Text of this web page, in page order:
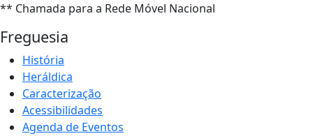
** Chamada para a Rede Móvel Nacional
Freguesia
História
Heráldica
Caracterização
Acessibilidades
Agenda de Eventos